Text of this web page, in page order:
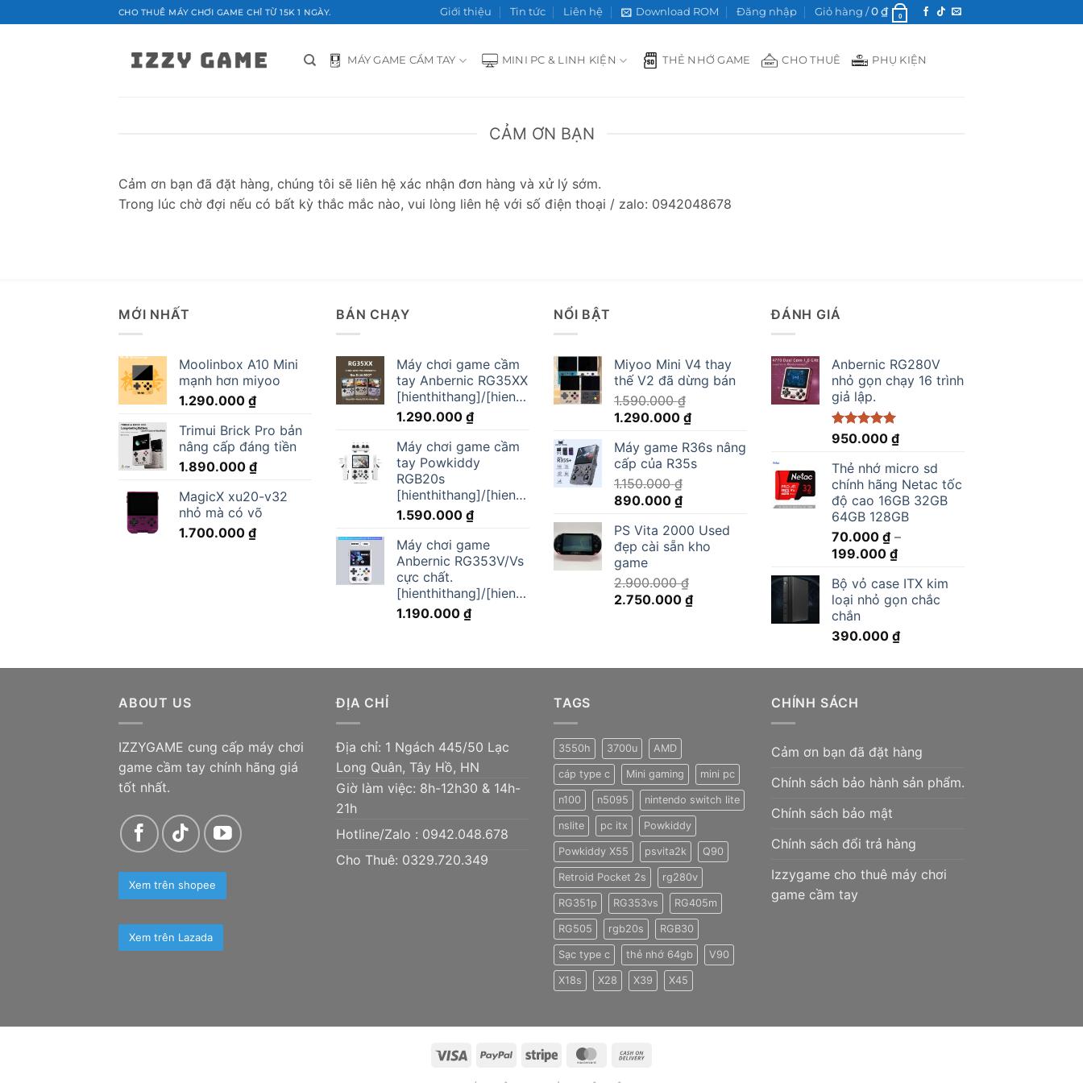
qua
CHO THUÊ MÁY CHƠI GAME CHỈ TỪ 15K 1 NGÀY. Giới thiệu Tin tức Liên hệ Download ROM Đăng nhập Giỏ hàng /0₫ 0
MÁY GAME CẦM TAY MINI PC & LINH KIỆN THẺ NHỚ GAME CHO THUÊ PHỤ KIỆN
CẢM ƠN BẠN
Cảm ơn bạn đã đặt hàng, chúng tôi sẽ liên hệ xác nhận đơn hàng và xử lý sớm.
Trong lúc chờ đợi nếu có bất kỳ thắc mắc nào, vui lòng liên hệ với số điện thoại / zalo: 0942048678
MỚI NHẤT
Moolinbox A10 Mini
mạnh hơn miyoo
1.290.000 ₫
Trimui Brick Pro bản
nâng cấp đáng tiền
1.890.000 ₫
MagicX xu20-v32
nhỏ mà có võ
1.700.000 ₫
BÁN CHẠY
Máy chơi game cầm
tay Anbernic RG35XX
[hienthithang]/[hienthinam]
1.290.000 ₫
Máy chơi game cầm
tay Powkiddy
RGB20s
[hienthithang]/[hienthinam]
1.590.000 ₫
Máy chơi game
Anbernic RG353V/Vs
cực chất.
[hienthithang]/[hienthinam]
1.190.000 ₫
NỔI BẬT
Miyoo Mini V4 thay
thế V2 đã dừng bán
1.590.000₫
Giá
là:
1.590.000 ₫.
1.290.000 ₫Giá
tại
là:
Máy game R36s nâng
cấp của R35s
1.150.000₫
Giá
là:
1.150.000 ₫.
890.000 ₫Giá
tại
là:
PS Vita 2000 Used
đẹp cài sẵn kho
game
2.900.000₫
Giá
2.750.000 ₫Giá
2.750.000 ₫.
ĐÁNH GIÁ
Anbernic RG280V
nhỏ gọn chạy 16 trình
giả lập.
Được xếp
5 sao
950.000 ₫
Thẻ nhớ micro sd
chính hãng Netac tốc
độ cao 16GB 32GB
64GB 128GB
70.000 ₫ –
199.000 ₫Khoảng
từ
70.000 ₫
199.000 ₫
Bộ vỏ case ITX kim
loại nhỏ gọn chắc
chắn
390.000 ₫
ABOUT US
IZZYGAME cung cấp máy chơi
game cầm tay chính hãng giá
tốt nhất.
Xem trên shopee
Xem trên Lazada
ĐỊA CHỈ
Địa chỉ: 1 Ngách 445/50 Lạc
Long Quân, Tây Hồ, HN
Giờ làm việc: 8h-12h30 & 14h-
21h
Hotline/Zalo : 0942.048.678
Cho Thuê: 0329.720.349
TAGS
3550h 3700u AMD
cáp type c Mini gaming mini pc
n100 n5095 nintendo switch lite
nslite pc itx Powkiddy
Powkiddy X55 psvita2k Q90
Retroid Pocket 2s rg280v
RG351p RG353vs RG405m
RG505 rgb20s RGB30
Sạc type c thẻ nhớ 64gb V90
X18s X28 X39 X45
CHÍNH SÁCH
Cảm ơn bạn đã đặt hàng
Chính sách bảo hành sản phẩm.
Chính sách bảo mật
Chính sách đổi trả hàng
Izzygame cho thuê máy chơi
game cầm tay
Visa PayPal Stripe MasterCard